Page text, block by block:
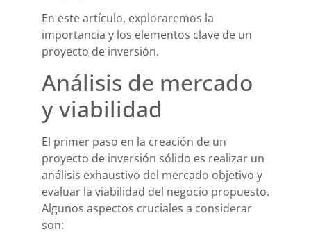
En este artículo, exploraremos la
importancia y los elementos clave de un
proyecto de inversión.
Análisis de mercado
y viabilidad
El primer paso en la creación de un
proyecto de inversión sólido es realizar un
análisis exhaustivo del mercado objetivo y
evaluar la viabilidad del negocio propuesto.
Algunos aspectos cruciales a considerar
son: